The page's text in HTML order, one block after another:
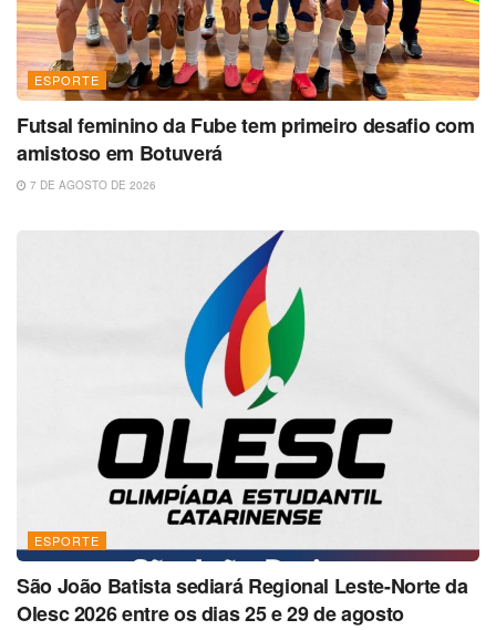
ESPORTE
Futsal feminino da Fube tem primeiro desafio com
amistoso em Botuverá
7 DE AGOSTO DE 2026
ESPORTE
São João Batista sediará Regional Leste-Norte da
Olesc 2026 entre os dias 25 e 29 de agosto